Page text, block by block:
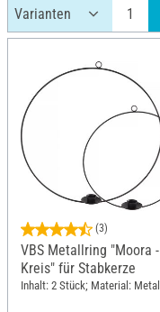
(3)
VBS Metallring "Moora -
Kreis" für Stabkerze
Inhalt: 2 Stück; Material: Metall